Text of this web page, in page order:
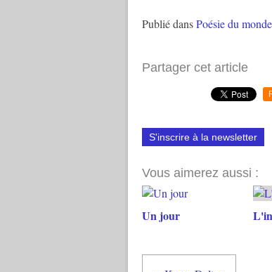
Publié dansPoésie du monde
Partager cet article
S'inscrire à la newsletter
Vous aimerez aussi :
Un jour